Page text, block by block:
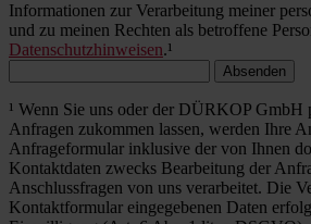
Informationen zur Verarbeitung meiner
und zu meinen Rechten als betroffene
Datenschutzhinweisen.¹
Absenden
¹ Wenn Sie uns oder der DÜRKOP
Anfragen zukommen lassen, werden Ihre
Anfrageformular inklusive der von Ihnen
Kontaktdaten zwecks Bearbeitung der
Anschlussfragen von uns verarbeitet. Die
Kontaktformular eingegebenen Daten